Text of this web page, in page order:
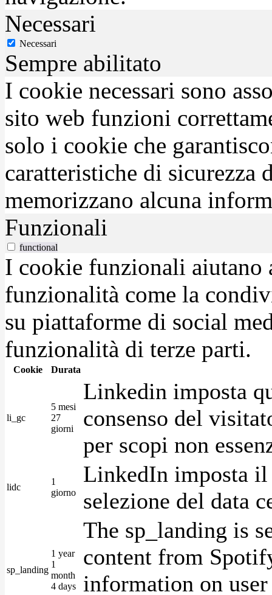
Necessari
Necessari
Sempre abilitato
I cookie necessari sono
sito web funzioni
solo i cookie che
caratteristiche di sicurezza
memorizzano alcuna
Funzionali
functional
I cookie funzionali aiutano
funzionalità come la
su piattaforme di social
funzionalità di terze parti.
Cookie Durata
li_gc
5 mesi
27
giorni
Linkedin imposta
consenso del
per scopi non
lidc
1
giorno
LinkedIn imposta
selezione del data
sp_landing
1 year
1
month
4 days
The sp_landing is
content from
information on